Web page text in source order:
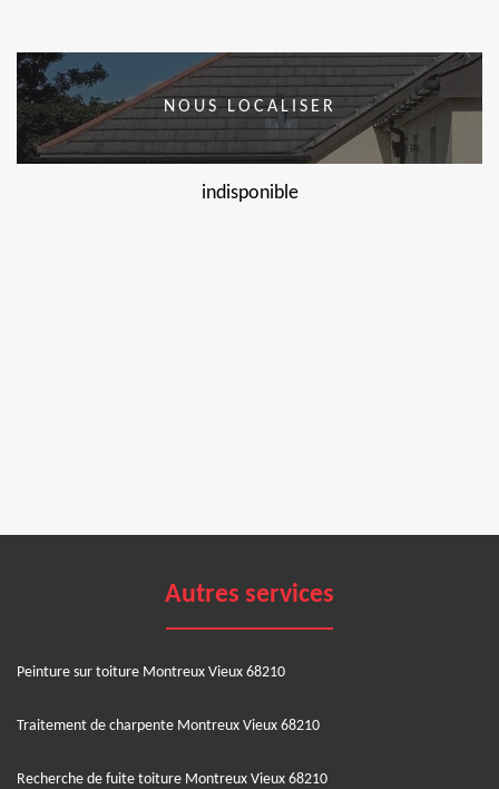
NOUS LOCALISER
indisponible
Autres services
Peinture sur toiture Montreux Vieux 68210
Traitement de charpente Montreux Vieux 68210
Recherche de fuite toiture Montreux Vieux 68210